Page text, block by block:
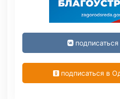
подписаться
подписаться в